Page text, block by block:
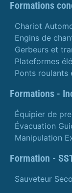
Formations
Chariot
Engins de
Gerbeurs et
Plateformes
Ponts
Formations -
Équipier de
Évacuation
Manipulation
Formation -
Sauveteur